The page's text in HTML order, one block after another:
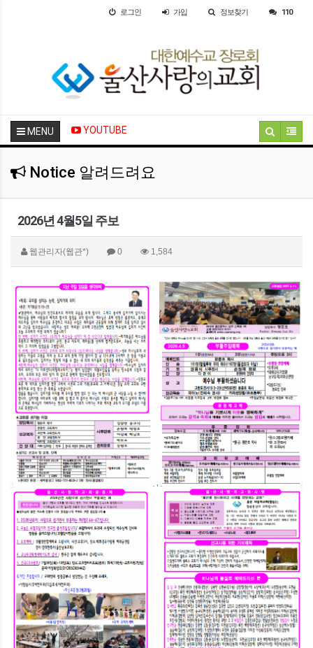
로그인 가입 정보찾기 110
MENU YOUTUBE
Notice 알려드려요
2026년 4월5일 주보
웹관리자(웹관*) 0 1,584